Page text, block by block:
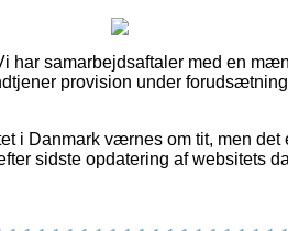
har samarbejdsaftaler med en
provision under
i Danmark værnes om tit, men det
sidste opdatering af websitets